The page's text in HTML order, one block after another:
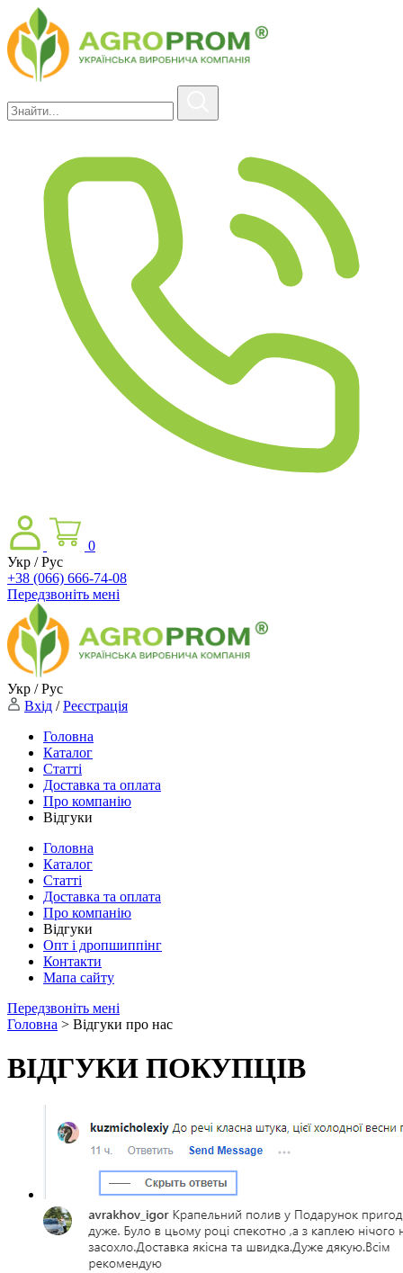
0
Укр / Рус
+38 (066) 666-74-08
Передзвоніть мені
Укр / Рус
Вхід / Реєстрація
Головна
Каталог
Статті
Доставка та оплата
Про компанію
Відгуки
Головна
Каталог
Статті
Доставка та оплата
Про компанію
Відгуки
Опт і дропшиппінг
Контакти
Мапа сайту
Передзвоніть мені
Головна > Відгуки про нас
ВІДГУКИ ПОКУПЦІВ